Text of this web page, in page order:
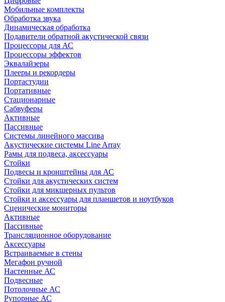
Мобильные комплекты
Обработка звука
Динамическая обработка
Подавители обратной акустической связи
Процессоры для АС
Процессоры эффектов
Эквалайзеры
Плееры и рекордеры
Портастудии
Портативные
Стационарные
Сабвуферы
Активные
Пассивные
Системы линейного массива
Акустические системы Line Array
Рамы для подвеса, аксессуары
Стойки
Подвесы и кронштейны для АС
Стойки для акустических систем
Стойки для микшерных пультов
Стойки и аксессуары для планшетов и ноутбуков
Сценические мониторы
Активные
Пассивные
Трансляционное оборудование
Аксессуары
Встраиваемые в стены
Мегафон ручной
Настенные АС
Подвесные
Потолочные АС
Рупорные АС